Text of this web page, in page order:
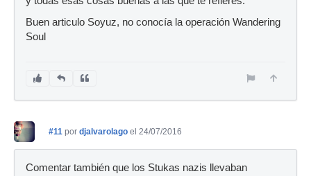
Buen articulo Soyuz, no conocía la operación Wandering
Soul
#11 por djalvarolago el 24/07/2016
Comentar también que los Stukas nazis llevaban